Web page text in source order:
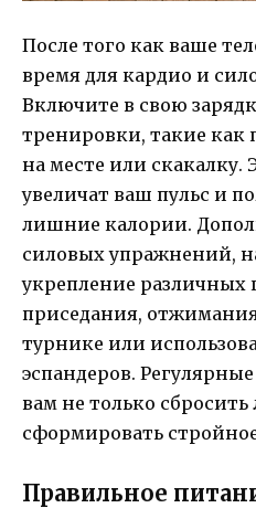
После того как ваше
время для кардио и
Включите в свою
тренировки, такие как
на месте или скакалку.
увеличат ваш пульс и
лишние калории.
силовых упражнений,
укрепление
приседания,
турнике или
эспандеров.
вам не только
сформировать
Правильное